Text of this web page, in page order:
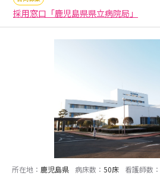
採用窓口「鹿児島県県立病院局」
所在地： 鹿児島県 病床数： 50床 看護師数：